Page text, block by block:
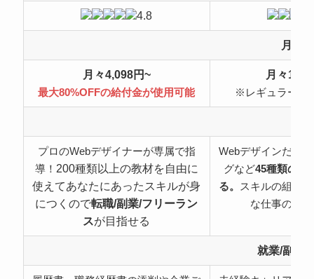
4.8
月額
月々4,098円~
最大80%OFFの給付金が使用可能
月々
※レギュラープ
プロのWebデザイナーが専属で指
導！ 200種類以上の教材を自由に
使えてあなたにあったスキルが身
につくので転職/副業/フリーラン
スが目指せる
Webデザインだけ
グなど45種類の職
る。 スキルの組み
な仕事の可
就業/副業